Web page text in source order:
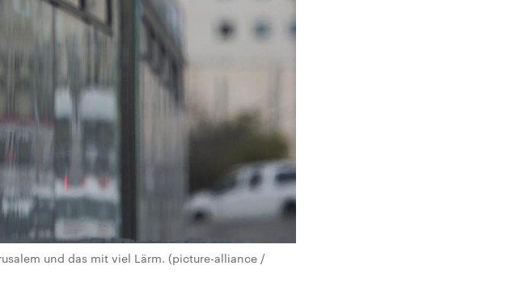
und das mit viel Lärm. (picture-alliance /